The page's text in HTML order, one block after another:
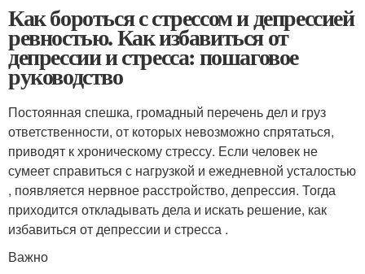
Как бороться с стрессом и депрессией
ревностью. Как избавиться от
депрессии и стресса: пошаговое
руководство
Постоянная спешка, громадный перечень дел и груз
ответственности, от которых невозможно спрятаться,
приводят к хроническому стрессу. Если человек не
сумеет справиться с нагрузкой и ежедневной усталостью
, появляется нервное расстройство, депрессия. Тогда
приходится откладывать дела и искать решение, как
избавиться от депрессии и стресса .
Важно